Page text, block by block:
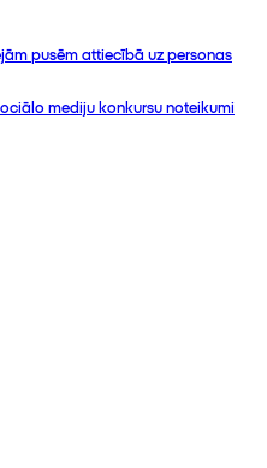
pusēm attiecībā uz personas
mediju konkursu noteikumi